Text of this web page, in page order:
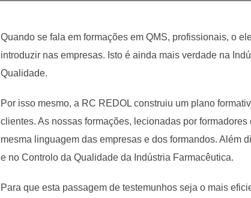
Quando se fala em formações em QMS, profissionais, o
introduzir nas empresas. Isto é ainda mais verdade na
Qualidade.
Por isso mesmo, a RC REDOL construiu um plano
clientes. As nossas formações, lecionadas por
mesma linguagem das empresas e dos formandos. Além
e no Controlo da Qualidade da Indústria Farmacêutica.
Para que esta passagem de testemunhos seja o mais